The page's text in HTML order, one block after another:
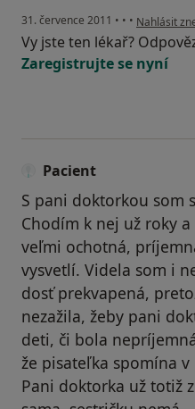
31. července 2011 • • • podle
Nahlásit
Vy jste ten lékař?
Zaregistrujte se nyní
Pacient
S pani doktorkou som
Chodím k nej už roky
veľmi ochotná,
vysvetlí. Videla som i
dosť prekvapená,
nezažila, žeby pani
deti, či bola
že pisateľka spomína
Pani doktorka už totiž